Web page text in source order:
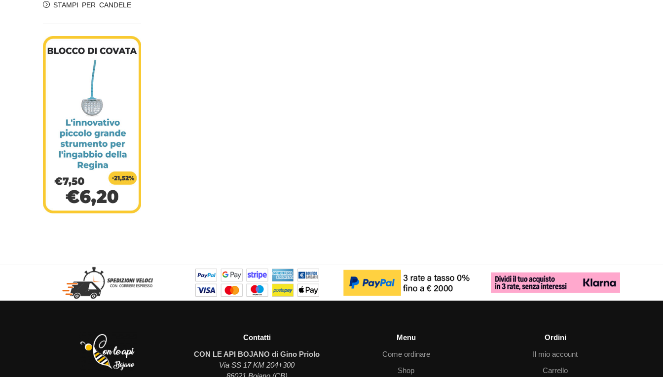
STAMPI PER CANDELE
Contatti
CON LE API BOJANO di Gino Priolo
Via SS 17 KM 204+300
Menu
Come ordinare
Shop
Ordini
Il mio account
Carrello